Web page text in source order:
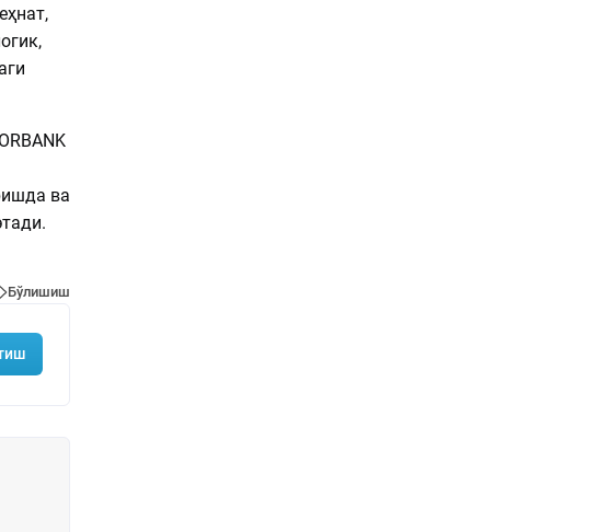
ва
Бўлишиш